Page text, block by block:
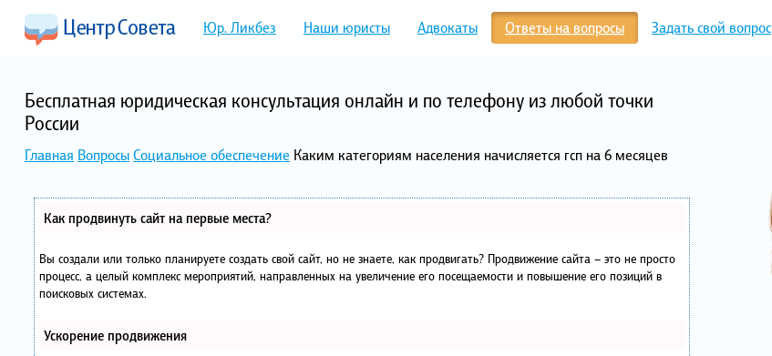
Юр. Ликбез Наши юристы Адвокаты Ответы на вопросы Задать свой вопрос
Бесплатная юридическая консультация онлайн и по телефону из любой точки
России
Главная ВопросыСоциальное обеспечение Каким категориям населения начисляется гсп на 6 месяцев
Как продвинуть сайт на первые места?
Вы создали или только планируете создать свой сайт, но не знаете, как продвигать? Продвижение сайта – это не просто
процесс, а целый комплекс мероприятий, направленных на увеличение его посещаемости и повышение его позиций в
поисковых системах.
Ускорение продвижения